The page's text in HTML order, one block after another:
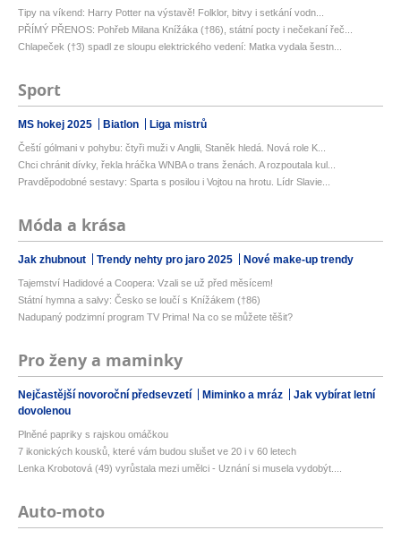
Tipy na víkend: Harry Potter na výstavě! Folklor, bitvy i setkání vodn...
PŘÍMÝ PŘENOS: Pohřeb Milana Knížáka (†86), státní pocty i nečekaní řeč...
Chlapeček (†3) spadl ze sloupu elektrického vedení: Matka vydala šestn...
Sport
MS hokej 2025 Biatlon Liga mistrů
Čeští gólmani v pohybu: čtyři muži v Anglii, Staněk hledá. Nová role K...
Chci chránit dívky, řekla hráčka WNBA o trans ženách. A rozpoutala kul...
Pravděpodobné sestavy: Sparta s posilou i Vojtou na hrotu. Lídr Slavie...
Móda a krása
Jak zhubnout Trendy nehty pro jaro 2025 Nové make-up trendy
Tajemství Hadidové a Coopera: Vzali se už před měsícem!
Státní hymna a salvy: Česko se loučí s Knížákem (†86)
Nadupaný podzimní program TV Prima! Na co se můžete těšit?
Pro ženy a maminky
Nejčastější novoroční předsevzetí Miminko a mráz
Jak vybírat letní
dovolenou
Plněné papriky s rajskou omáčkou
7 ikonických kousků, které vám budou slušet ve 20 i v 60 letech
Lenka Krobotová (49) vyrůstala mezi umělci - Uznání si musela vydobýt....
Auto-moto